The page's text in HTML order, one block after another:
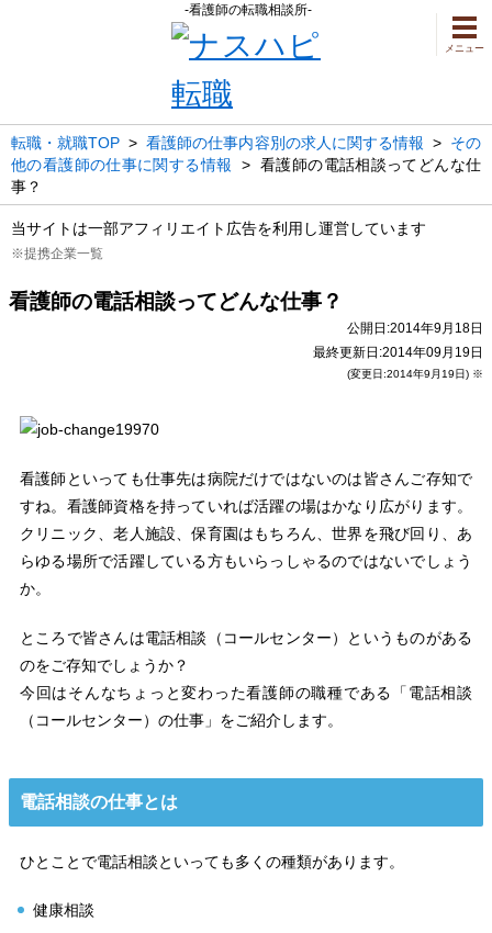
-看護師の転職相談所-
メニュー
転職・就職TOP >看護師の仕事内容別の求人に関する情報 > その
他の看護師の仕事に関する情報 > 看護師の電話相談ってどんな仕
事？
当サイトは一部アフィリエイト広告を利用し運営しています
※提携企業一覧
看護師の電話相談ってどんな仕事？
公開日:2014年9月18日
最終更新日:2014年09月19日
(変更日:2014年9月19日) ※
看護師といっても仕事先は病院だけではないのは皆さんご存知で
すね。看護師資格を持っていれば活躍の場はかなり広がります。
クリニック、老人施設、保育園はもちろん、世界を飛び回り、あ
らゆる場所で活躍している方もいらっしゃるのではないでしょう
か。
ところで皆さんは電話相談（コールセンター）というものがある
のをご存知でしょうか？
今回はそんなちょっと変わった看護師の職種である「電話相談
（コールセンター）の仕事」をご紹介します。
電話相談の仕事とは
ひとことで電話相談といっても多くの種類があります。
健康相談